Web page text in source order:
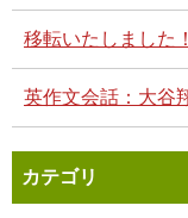
移転いたしました
英作文会話：大谷
カテゴリ